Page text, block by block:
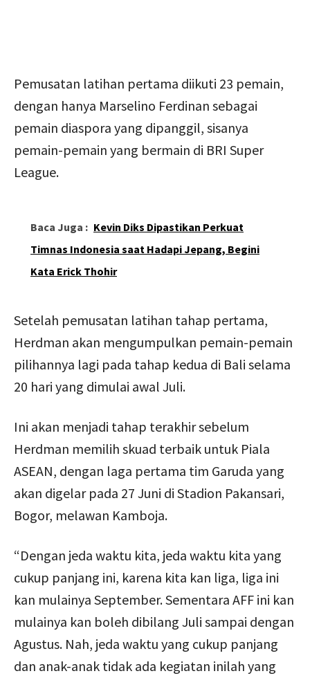
Pemusatan latihan pertama diikuti 23 pemain,
dengan hanya Marselino Ferdinan sebagai
pemain diaspora yang dipanggil, sisanya
pemain-pemain yang bermain di BRI Super
League.
Baca Juga : Kevin Diks Dipastikan Perkuat
Timnas Indonesia saat Hadapi Jepang, Begini
Kata Erick Thohir
Setelah pemusatan latihan tahap pertama,
Herdman akan mengumpulkan pemain-pemain
pilihannya lagi pada tahap kedua di Bali selama
20 hari yang dimulai awal Juli.
Ini akan menjadi tahap terakhir sebelum
Herdman memilih skuad terbaik untuk Piala
ASEAN, dengan laga pertama tim Garuda yang
akan digelar pada 27 Juni di Stadion Pakansari,
Bogor, melawan Kamboja.
“Dengan jeda waktu kita, jeda waktu kita yang
cukup panjang ini, karena kita kan liga, liga ini
kan mulainya September. Sementara AFF ini kan
mulainya kan boleh dibilang Juli sampai dengan
Agustus. Nah, jeda waktu yang cukup panjang
dan anak-anak tidak ada kegiatan inilah yang